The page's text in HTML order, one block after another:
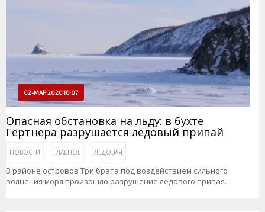
02-МАР 2026 16:07
Опасная обстановка на льду: в бухте
Гертнера разрушается ледовый припай
НОВОСТИ ГЛАВНОЕ ЛЕДОВАЯ
В районе островов Три брата под воздействием сильного
волнения моря произошло разрушение ледового припая.